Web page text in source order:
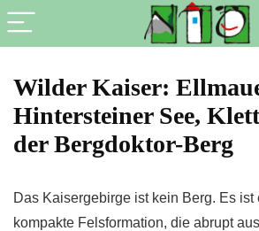
Wilder Kaiser:
Hintersteiner See,
der Bergdoktor-Berg
Das Kaisergebirge ist kein Berg. Es
kompakte Felsformation, die abrupt